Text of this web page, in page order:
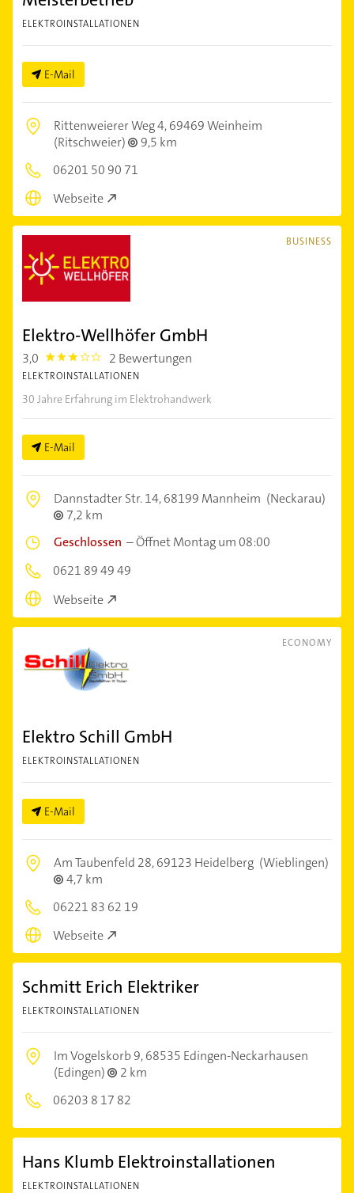
ELEKTROINSTALLATIONEN
E-Mail
Rittenweierer Weg 4,69469 Weinheim
(Ritschweier)
9,5 km
06201 50 90 71
Webseite
BUSINESS
Elektro-Wellhöfer GmbH
3,0 3.0 2 Bewertungen
ELEKTROINSTALLATIONEN
30 Jahre Erfahrung im Elektrohandwerk
E-Mail
Dannstadter Str. 14,68199 Mannheim (Neckarau)
7,2 km
Geschlossen –Öffnet Montag um 08:00
0621 89 49 49
Webseite
ECONOMY
Elektro Schill GmbH
ELEKTROINSTALLATIONEN
E-Mail
Am Taubenfeld 28,69123 Heidelberg (Wieblingen)
4,7 km
06221 83 62 19
Webseite
Schmitt Erich Elektriker
ELEKTROINSTALLATIONEN
Im Vogelskorb 9,68535 Edingen-Neckarhausen
(Edingen)
2 km
06203 8 17 82
Hans Klumb Elektroinstallationen
ELEKTROINSTALLATIONEN